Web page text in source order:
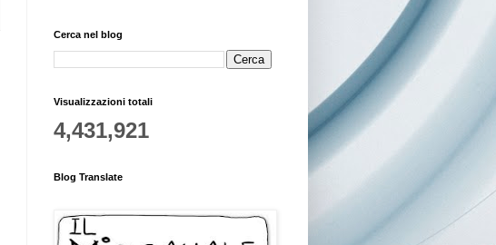
Cerca nel blog
Visualizzazioni totali
4,431,921
Blog Translate